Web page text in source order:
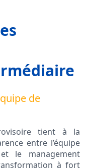
de
tient à la
entre l’équipe
le management
à fort